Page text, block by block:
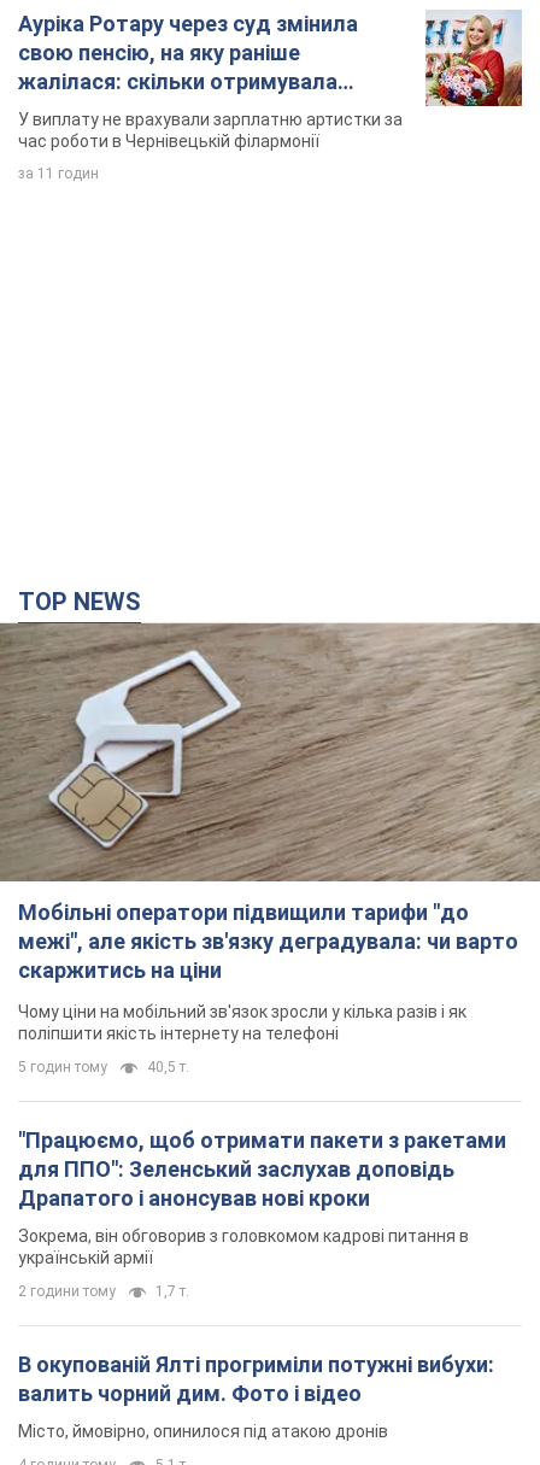
Ауріка Ротару через суд змінила
свою пенсію, на яку раніше
жалілася: скільки отримувала
співачка
У виплату не врахували зарплатню артистки за
час роботи в Чернівецькій філармонії
за 11 годин
TOP NEWS
Мобільні оператори підвищили тарифи "до
межі", але якість зв'язку деградувала: чи варто
скаржитись на ціни
Чому ціни на мобільний зв'язок зросли у кілька разів і як
поліпшити якість інтернету на телефоні
5 годин тому 40,5 т.
"Працюємо, щоб отримати пакети з ракетами
для ППО": Зеленський заслухав доповідь
Драпатого і анонсував нові кроки
Зокрема, він обговорив з головкомом кадрові питання в
українській армії
2 години тому 1,7 т.
В окупованій Ялті прогриміли потужні вибухи:
валить чорний дим. Фото і відео
Місто, ймовірно, опинилося під атакою дронів